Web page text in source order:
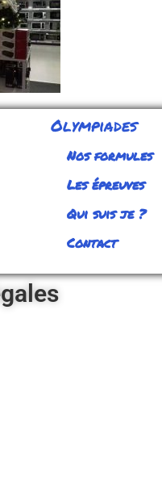
Olympiades
Nos formules
Les épreuves
Qui suis je ?
Contact